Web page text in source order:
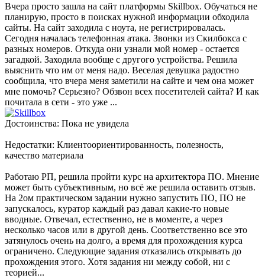
Вчера просто зашла на сайт платформы Skillbox. Обучаться не
планирую, просто в поисках нужной информации обходила
сайты. На сайт заходила с ноута, не регистрировалась.
Сегодня началась телефонная атака. Звонки из Скилбокса с
разных номеров. Откуда они узнали мой номер - остается
загадкой. Заходила вообще с другого устройства. Решила
выяснить что им от меня надо. Веселая девушка радостно
сообщила, что вчера меня заметили на сайте и чем она может
мне помочь? Серьезно? Обзвон всех посетителей сайта? И как
почитала в сети - это уже ...
Достоинства: Пока не увидела
Недостатки: Клиентоориентированность, полезность,
качество материала
Работаю РП, решила пройти курс на архитектора ПО. Мнение
может быть субъективным, но всё же решила оставить отзыв.
На 2ом практическом задании нужно запустить ПО, ПО не
запускалось, куратор каждый раз давал какие-то новые
вводные. Отвечал, естественно, не в моменте, а через
несколько часов или в другой день. Соответственно все это
затянулось очень на долго, а время для прохождения курса
ограничено. Следующие задания отказались открывать до
прохождения этого. Хотя задания ни между собой, ни с
теорией...